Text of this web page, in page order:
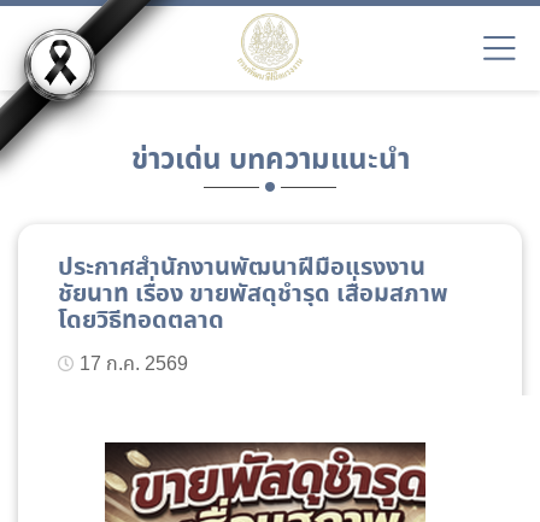
ข่าวเด่น บทความแนะนำ
ประกาศสำนักงานพัฒนาฝีมือแรงงาน
ชัยนาท เรื่อง ขายพัสดุชำรุด เสื่อมสภาพ
โดยวิธีทอดตลาด
17 ก.ค. 2569